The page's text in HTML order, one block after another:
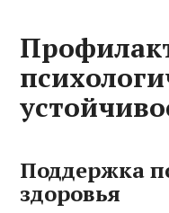
Поддержка
здоровья